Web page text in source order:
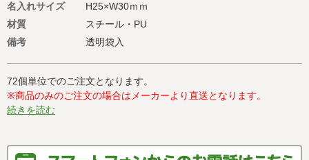
名入れサイズ
H25×W30ｍｍ
材質
スチール・PU
備考
透明袋入
72個単位でのご注文となります。
※商品のみのご注文の場合はメーカーより直送となります。
続きを読む